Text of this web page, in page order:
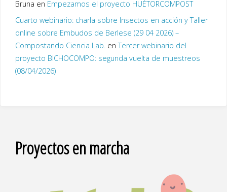
Bruna en Empezamos el proyecto HUÉTORCOMPOST
Cuarto webinario: charla sobre Insectos en acción y Taller
online sobre Embudos de Berlese (29 04 2026) –
Compostando Ciencia Lab.enTercer webinario del
proyecto BICHOCOMPO: segunda vuelta de muestreos
(08/04/2026)
Proyectos en marcha